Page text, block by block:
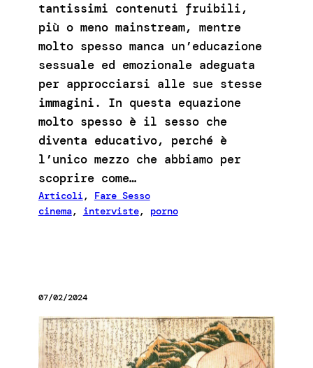
tantissimi contenuti fruibili,
più o meno mainstream, mentre
molto spesso manca un’educazione
sessuale ed emozionale adeguata
per approcciarsi alle sue stesse
immagini. In questa equazione
molto spesso è il sesso che
diventa educativo, perché è
l’unico mezzo che abbiamo per
scoprire come…
Articoli, Fare Sesso
cinema, interviste, porno
07/02/2024